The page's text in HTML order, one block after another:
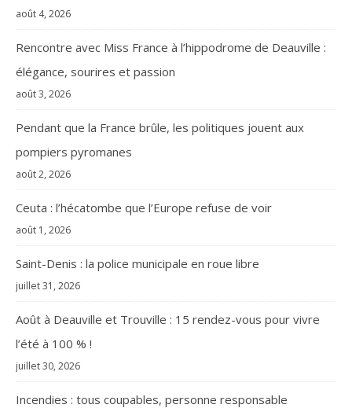
août 4, 2026
Rencontre avec Miss France à l’hippodrome de Deauville :
élégance, sourires et passion
août 3, 2026
Pendant que la France brûle, les politiques jouent aux
pompiers pyromanes
août 2, 2026
Ceuta : l’hécatombe que l’Europe refuse de voir
août 1, 2026
Saint-Denis : la police municipale en roue libre
juillet 31, 2026
Août à Deauville et Trouville : 15 rendez-vous pour vivre
l’été à 100 % !
juillet 30, 2026
Incendies : tous coupables, personne responsable